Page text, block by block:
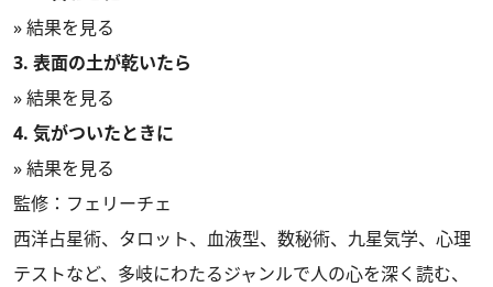
» 結果を見る
3. 表面の土が乾いたら
» 結果を見る
4. 気がついたときに
» 結果を見る
監修：フェリーチェ
西洋占星術、タロット、血液型、数秘術、九星気学、心理
テストなど、多岐にわたるジャンルで人の心を深く読む、